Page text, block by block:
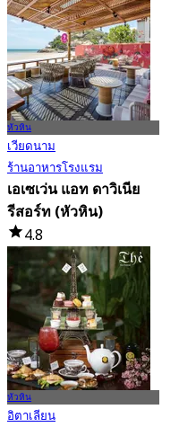
หัวหิน
เวียดนาม
ร้านอาหารโรงแรม
เอเซเว่น แอท ดาวิเนีย
รีสอร์ท (หัวหิน)
4.8
62 การจอง
จาก ฿ 150
หัวหิน
อิตาเลียน